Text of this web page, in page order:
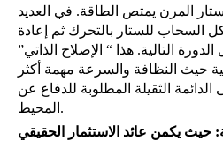
المرن يمتص الطاقة. في العديد
السحاب للستار بالتحرك ثم إعادة
التالية. هذا “ الإصلاح الذاتي”
حيث النظافة والسرعة مهمة أكثر
الدائمة الثقيلة المطلوبة للدفاع عن
المحيط.
حيث يكمن عائد الاستثمار الحقيقي